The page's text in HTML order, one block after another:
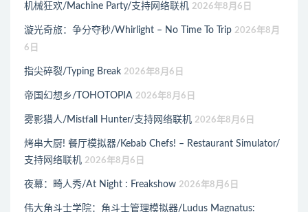
机械狂欢/Machine Party/支持网络联机 2026年8月6日
漩光奇旅：争分夺秒/Whirlight – No Time To Trip 2026年8月
6日
指尖碎裂/Typing Break 2026年8月6日
帝国幻想乡/TOHOTOPIA 2026年8月6日
雾影猎人/Mistfall Hunter/支持网络联机 2026年8月6日
烤串大厨! 餐厅模拟器/Kebab Chefs! – Restaurant Simulator/
支持网络联机 2026年8月6日
夜幕：畸人秀/At Night : Freakshow 2026年8月6日
伟大角斗士学院：角斗士管理模拟器/Ludus Magnatus: